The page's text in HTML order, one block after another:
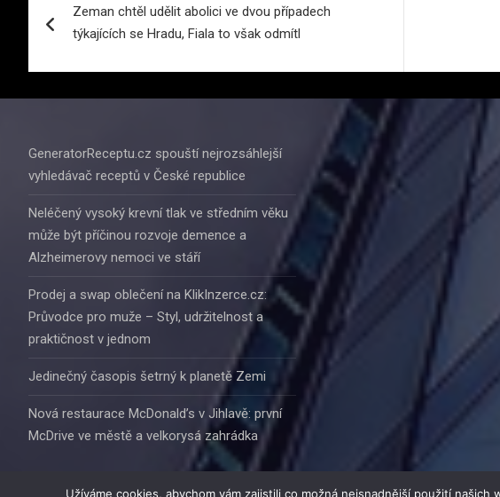
pro
příspěvek
Zeman chtěl udělit abolici ve dvou případech
týkajících se Hradu, Fiala to však odmítl
GeneratorReceptu.cz spouští nejrozsáhlejší
vyhledávač receptů v České republice
Neléčený vysoký krevní tlak ve středním věku
může být příčinou rozvoje demence a
Alzheimerovy nemoci ve stáří
Prodej a swap oblečení na KlikInzerce.cz:
Průvodce pro muže – Styl, udržitelnost a
praktičnost v jednom
Jedinečný časopis šetrný k planetě Zemi
Nová restaurace McDonald’s v Jihlavě: první
McDrive ve městě a velkorysá zahrádka
Užíváme cookies, abychom vám zajistili co možná nejsnadnější použití